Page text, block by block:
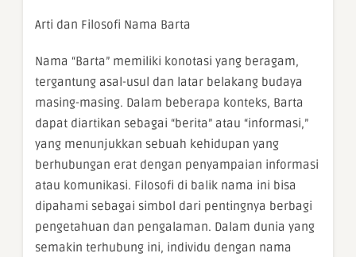
Arti dan Filosofi Nama Barta
Nama “Barta” memiliki konotasi yang beragam,
tergantung asal-usul dan latar belakang budaya
masing-masing. Dalam beberapa konteks, Barta
dapat diartikan sebagai “berita” atau “informasi,”
yang menunjukkan sebuah kehidupan yang
berhubungan erat dengan penyampaian informasi
atau komunikasi. Filosofi di balik nama ini bisa
dipahami sebagai simbol dari pentingnya berbagi
pengetahuan dan pengalaman. Dalam dunia yang
semakin terhubung ini, individu dengan nama